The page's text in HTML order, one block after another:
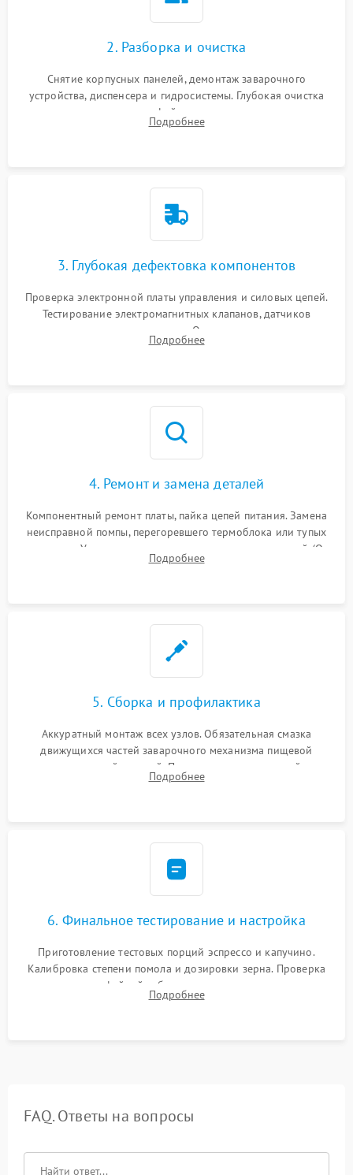
2. Разборка и очистка
Снятие корпусных панелей, демонтаж заварочного
устройства, диспенсера и гидросистемы. Глубокая очистка
внутренних узлов от кофейных масел, жмыха и накипи.
Промывка дренажных каналов и фильтров с использованием
Подробнее
3. Глубокая дефектовка компонентов
Проверка электронной платы управления и силовых цепей.
Тестирование электромагнитных клапанов, датчиков
температуры и расходомера. Оценка степени износа
жерновов кофемолки, уплотнительных колец гидросистемы
Подробнее
4. Ремонт и замена деталей
Компонентный ремонт платы, пайка цепей питания. Замена
неисправной помпы, перегоревшего термоблока или тупых
жерновов. Установка новых силиконовых уплотнителей (O-
ring) и тефлоновых трубок для надежного устранения
Подробнее
5. Сборка и профилактика
Аккуратный монтаж всех узлов. Обязательная смазка
движущихся частей заварочного механизма пищевой
силиконовой смазкой. Проведение программной
декальцинации и очистки системы от кофейных масел.
Подробнее
6. Финальное тестирование и настройка
Приготовление тестовых порций эспрессо и капучино.
Калибровка степени помола и дозировки зерна. Проверка
плотности кофейной таблетки, температуры напитка и
качества молочной пены. Контроль отсутствия посторонних
Подробнее
FAQ. Ответы на вопросы